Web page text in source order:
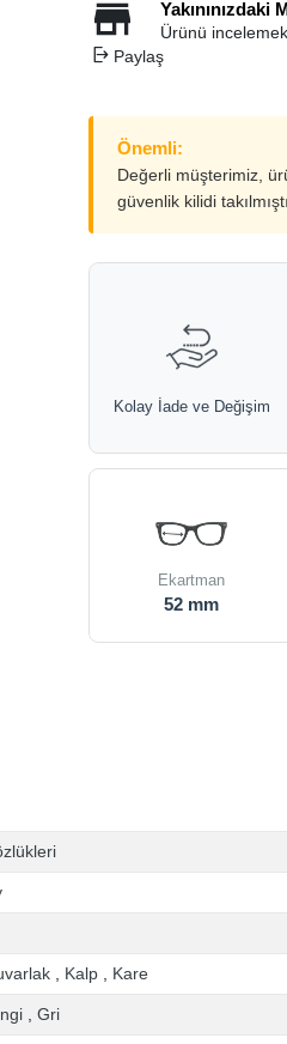
Yakınınızdaki
Ürünü
Paylaş
Önemli:
Değerli müşterimiz,
güvenlik kilidi
Kolay İade ve Değişim
Ekartman
52 mm
Kalp Kare
Gri